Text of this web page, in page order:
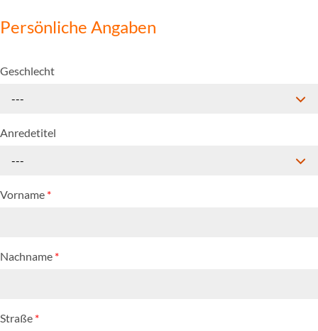
Persönliche Angaben
Geschlecht
---
Anredetitel
---
Vorname *
Nachname *
Straße *